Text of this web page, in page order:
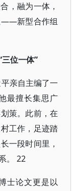
，融为一体，
——新型合作组
位一体”
亲自主编了一
最擅长集思广
策。此前，在
工作，足迹踏
一段时间里，
。 22
士论文更是以